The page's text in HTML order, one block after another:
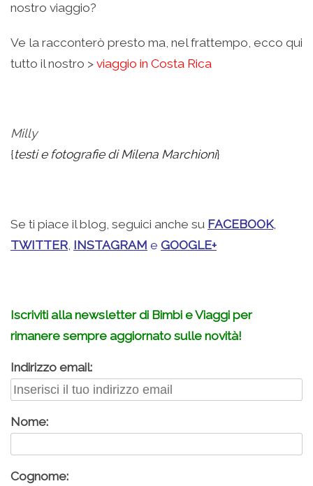
nostro viaggio?
Ve la racconterò presto ma, nel frattempo, ecco qui
tutto il nostro > viaggio in Costa Rica
Milly
{testi e fotografie di Milena Marchioni}
Se ti piace il blog, seguici anche su FACEBOOK,
TWITTER, INSTAGRAM e GOOGLE+
Iscriviti alla newsletter di Bimbi e Viaggi per
rimanere sempre aggiornato sulle novità!
Indirizzo email:
Nome:
Cognome: